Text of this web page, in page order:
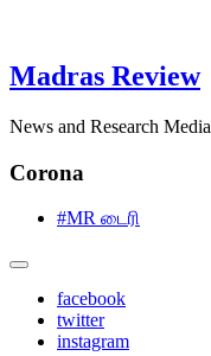
Madras Review
News and Research Media
Corona
#MR டைரி
facebook
twitter
instagram